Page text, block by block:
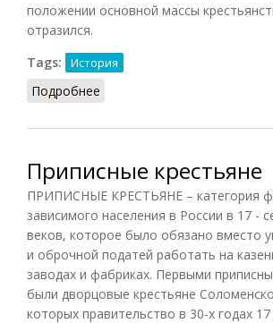
положении основной массы
отразился.
Tags:
История
Подробнее
Приписные крестьяне
ПРИПИСНЫЕ КРЕСТЬЯНЕ – категория
зависимого населения в России в 17 -
веков, которое было обязано вместо
и оброчной податей работать на
заводах и фабриках. Первыми
были дворцовые крестьяне
которых правительство в 30-х годах